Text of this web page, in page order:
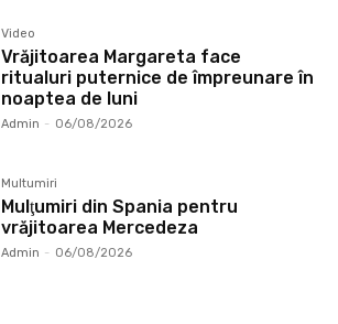
Video
Vrăjitoarea Margareta face
ritualuri puternice de împreunare în
noaptea de luni
Admin - 06/08/2026
Multumiri
Mulţumiri din Spania pentru
vrăjitoarea Mercedeza
Admin - 06/08/2026